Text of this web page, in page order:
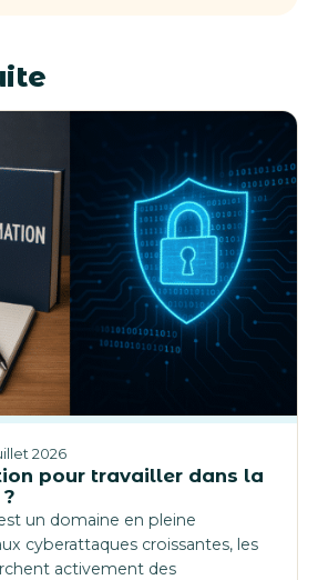
2026
pour travailler dans la
un domaine en pleine
cyberattaques croissantes, les
activement des